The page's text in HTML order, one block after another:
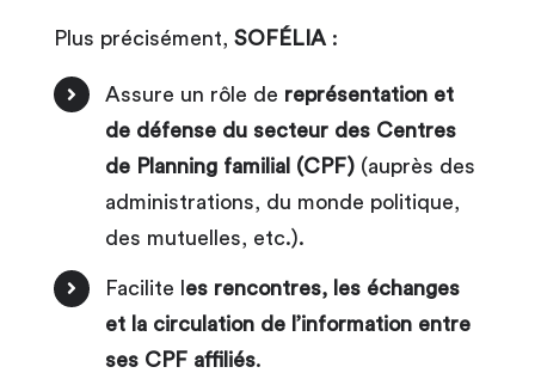
Plus précisément, SOFÉLIA:
Assure un rôle de représentation et
de défense du secteur des Centres
de Planning familial (CPF)(auprès des
administrations, du monde politique,
des mutuelles, etc.).
Facilite l es rencontres, les échanges
et la circulation de l’information entre
ses CPF affiliés.